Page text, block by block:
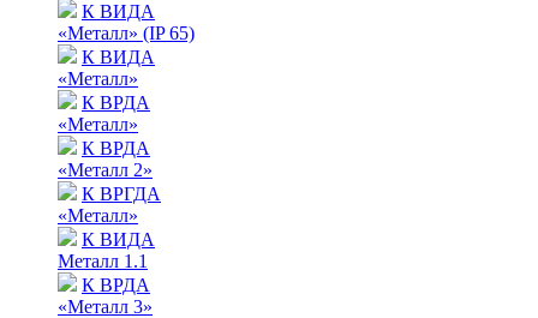
К ВИДА
«Металл» (IP 65)
К ВИДА
«Металл»
К ВРДА
«Металл»
К ВРДА
«Металл 2»
К ВРГДА
«Металл»
К ВИДА
Металл 1.1
К ВРДА
«Металл 3»